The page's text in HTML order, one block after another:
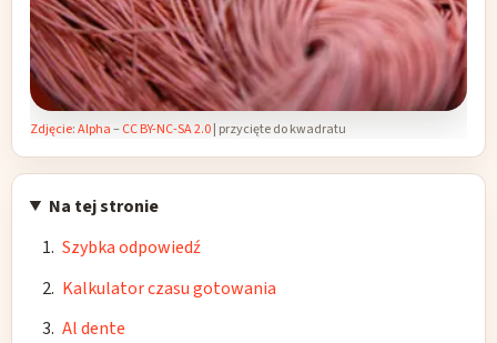
Zdjęcie:Alpha–CC BY-NC-SA 2.0| przycięte do kwadratu
Na tej stronie
Szybka odpowiedź
Kalkulator czasu gotowania
Al dente